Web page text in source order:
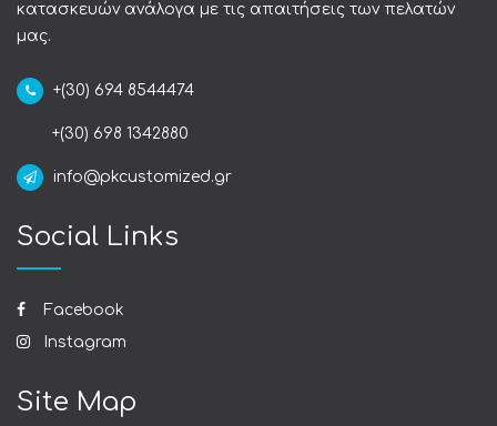
κατασκευών ανάλογα με τις απαιτήσεις των πελατών
μας.
+(30) 694 8544474
+(30) 698 1342880
info@pkcustomized.gr
Social Links
Facebook
Instagram
Site Map